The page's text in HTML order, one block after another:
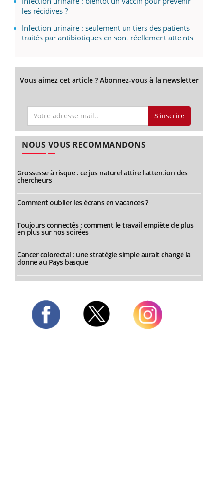
les récidives ?
Infection urinaire : seulement un tiers des patients
traités par antibiotiques en sont réellement atteints
Vous aimez cet article ? Abonnez-vous à la newsletter
!
S'inscrire
NOUS VOUS RECOMMANDONS
Grossesse à risque : ce jus naturel attire l'attention des
chercheurs
Comment oublier les écrans en vacances ?
Toujours connectés : comment le travail empiète de plus
en plus sur nos soirées
Cancer colorectal : une stratégie simple aurait changé la
donne au Pays basque